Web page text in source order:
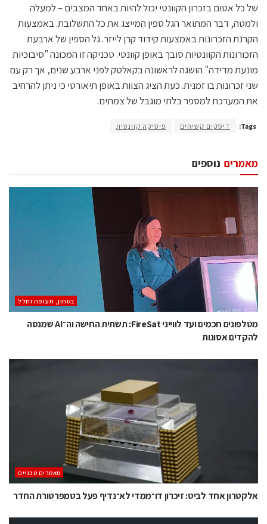
של כל אטום בזכרון הקוונטי יכול להיות באחד המצבים – למעלה
ולמטה, דבר המתואר הגל ספין המייצג את כל התשלובת. באמצעות
הקרנת הזכרונות באמצעות קידוד קרן לייזר. גל הספין של ארבעת
הזכורונות הקוונטיות סובך באופן קוונטי. טכניקה זו המכונה "סיבוכיות
מונעת מדידה" הושגה לראשונה בקאלטק לפני ארבע שנים, אך רק עם
שני זכרונות בו זמנית. כעת הציג הצוות באופן תיאורטי כי ניתן להרחיב
את המערכת למספר בלתי מוגבל של צמתים.
Tags: דיסקים קשיחים פיסיקה קוונטית
נוספים מאמרים
בטחון, תעופה וחלל
מטלפונים חכמים ועד לווייני FireSat: תשתית החישה וה־AI שמנסה
להקדים אסונות
מאמרים טכניים
אלקטרון אחד לביט: זיכרון דו־ממדי לא־נדיף פעל בטמפרטורת החדר